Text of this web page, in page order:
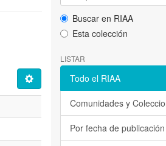
Buscar en RIAA
Esta colección
LISTAR
Todo el RIAA
Comunidades y
Por fecha de publicación